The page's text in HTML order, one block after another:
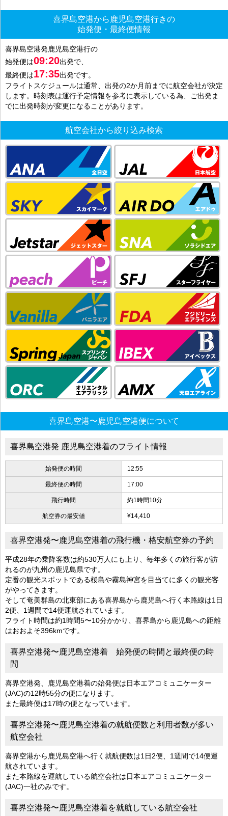
喜界島空港から鹿児島空港行きの
始発便・最終便情報
喜界島空港発鹿児島空港行の
始発便は09:20出発で、
最終便は17:35出発です。
フライトスケジュールは通常、出発の2か月前までに航空会社が決定
します。時刻表は運行予定情報を参考に表示している為、ご出発ま
でに出発時刻が変更になることがあります。
航空会社から絞り込み検索
喜界島空港〜鹿児島空港便について
喜界島空港発 鹿児島空港着のフライト情報
始発便の時間 12:55
最終便の時間 17:00
飛行時間 約1時間10分
航空券の最安値 ¥14,410
喜界空港発〜鹿児島空港着の飛行機・格安航空券の予約
平成28年の乗降客数は約530万人にも上り、毎年多くの旅行客が訪
れるのが九州の鹿児島県です。
定番の観光スポットである桜島や霧島神宮を目当てに多くの観光客
がやってきます。
そして奄美群島の北東部にある喜界島から鹿児島へ行く本路線は1日
2便、1週間で14便運航されています。
フライト時間は約1時間5〜10分かかり、喜界島から鹿児島への距離
はおおよそ396kmです。
喜界空港発〜鹿児島空港着 始発便の時間と最終便の時
間
喜界空港発、鹿児島空港着の始発便は日本エアコミュニケーター
(JAC)の12時55分の便になります。
また最終便は17時の便となっています。
喜界空港発〜鹿児島空港着の就航便数と利用者数が多い
航空会社
喜界空港から鹿児島空港へ行く就航便数は1日2便、1週間で14便運
航されています。
また本路線を運航している航空会社は日本エアコミュニケーター
(JAC)一社のみです。
喜界空港発〜鹿児島空港着を就航している航空会社